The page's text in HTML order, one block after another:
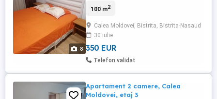
8
intrare, dormitor matrimonial cu ieșire în
cu acces la balcon. Nivelul 2-living și
dormitor Parcare privata Zona Hotel Diana
100 m2
Calea Moldovei, Bistrita, Bistrita-Nasaud
30 iulie
350 EUR
Telefon validat
Apartament 2 camere, Calea
Moldovei, etaj 3